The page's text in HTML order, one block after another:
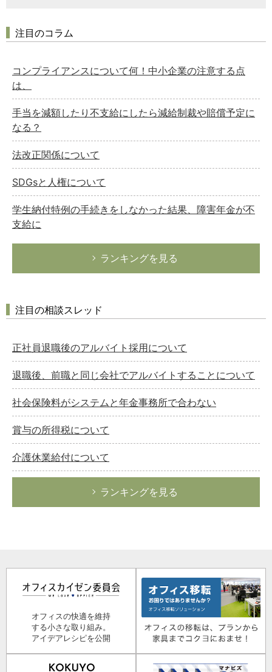
注目のコラム
コンプライアンスについて何！中小企業の注意する点
は、
手当を減額したり不支給にしたら減給制裁や賠償予定に
なる？
法改正関係について
SDGsと人権について
学生納付特例の手続きをしなかった結果、障害年金が不
支給に
ランキングを見る
注目の相談スレッド
正社員退職後のアルバイト採用について
退職後、前職と同じ会社でアルバイトすることについて
社会保険料がシステムと年金事務所で合わない
賞与の所得税について
介護休業給付について
ランキングを見る
オフィスの快適を維持
する小さな取り組み。
アイデアレシピを公開